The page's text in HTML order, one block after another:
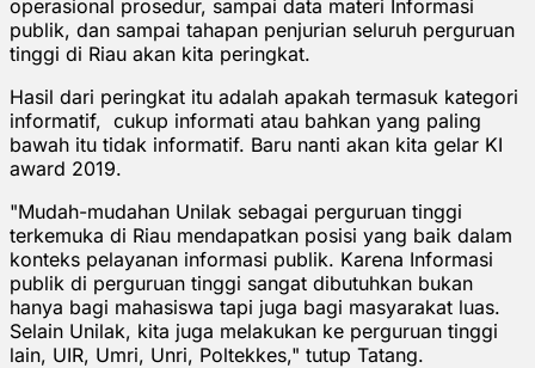
operasional prosedur, sampai data materi Informasi
publik, dan sampai tahapan penjurian seluruh perguruan
tinggi di Riau akan kita peringkat.
Hasil dari peringkat itu adalah apakah termasuk kategori
informatif, cukup informati atau bahkan yang paling
bawah itu tidak informatif. Baru nanti akan kita gelar KI
award 2019.
"Mudah-mudahan Unilak sebagai perguruan tinggi
terkemuka di Riau mendapatkan posisi yang baik dalam
konteks pelayanan informasi publik. Karena Informasi
publik di perguruan tinggi sangat dibutuhkan bukan
hanya bagi mahasiswa tapi juga bagi masyarakat luas.
Selain Unilak, kita juga melakukan ke perguruan tinggi
lain, UIR, Umri, Unri, Poltekkes," tutup Tatang.